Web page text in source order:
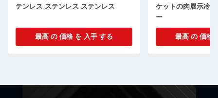
テンレス ステンレス ステンレス
最高 の 価格 を 入手 する
ケットの肉展示冷
ー
最高 の 価格